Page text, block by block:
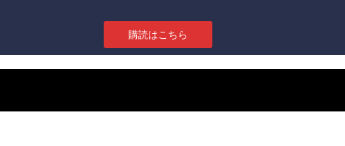
購読はこちら